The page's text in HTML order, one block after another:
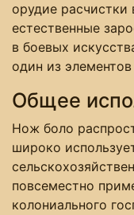
орудие расчистки
естественные
в боевых
один из
Общее
Нож боло
широко
повсеместно
колониального